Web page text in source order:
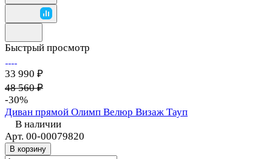
Быстрый просмотр
33 990 ₽
48 560 ₽
-30%
Диван прямой Олимп Велюр Визаж Тауп
В наличии
Арт. 00-00079820
В корзину